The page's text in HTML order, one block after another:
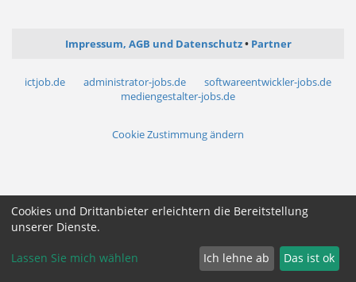
Impressum, AGB und Datenschutz Partner
ictjob.de administrator-jobs.de
softwareentwickler-jobs.de
mediengestalter-jobs.de
Cookie Zustimmung ändern
Cookies und Drittanbieter erleichtern die Bereitstellung
unserer Dienste.
Lassen Sie mich wählen Ich lehne ab Das ist ok